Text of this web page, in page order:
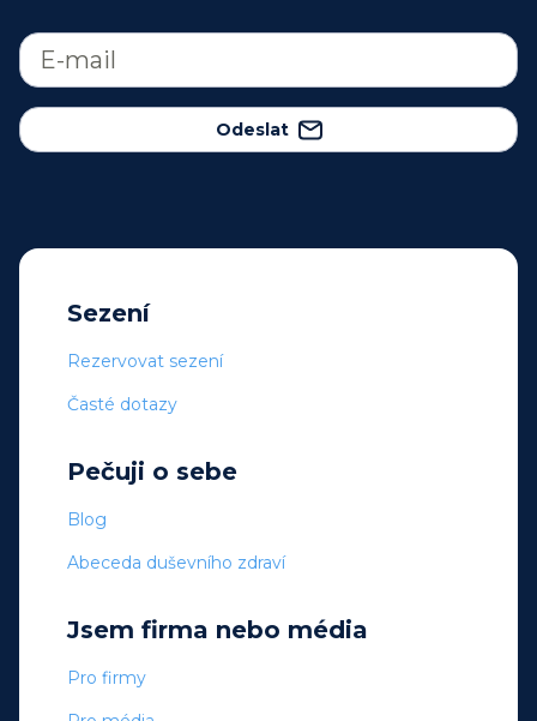
Odeslat
Sezení
Rezervovat sezení
Časté dotazy
Pečuji o sebe
Blog
Abeceda duševního zdraví
Jsem firma nebo média
Pro firmy